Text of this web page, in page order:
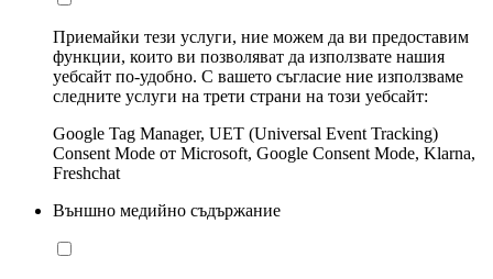
Приемайки тези услуги, ние можем да ви предоставим
функции, които ви позволяват да използвате нашия
уебсайт по-удобно. С вашето съгласие ние използваме
следните услуги на трети страни на този уебсайт:
Google Tag Manager, UET (Universal Event Tracking)
Consent Mode от Microsoft, Google Consent Mode, Klarna,
Freshchat
Външно медийно съдържание